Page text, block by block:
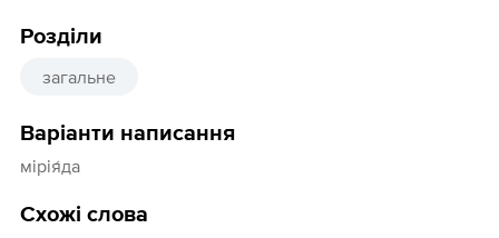
Розділи
загальне
Варіанти написання
мірія́да
Схожі слова